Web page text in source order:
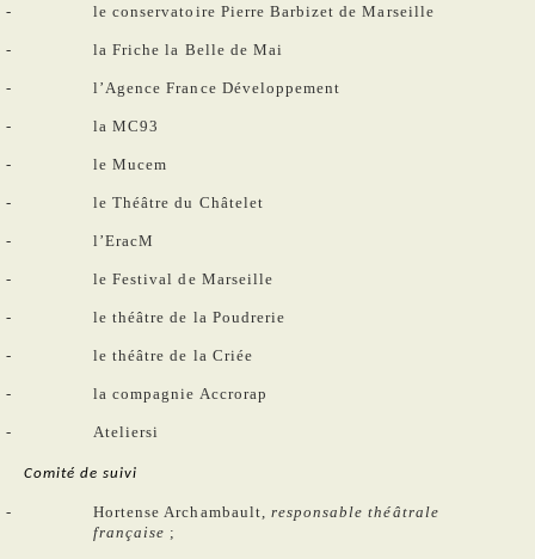
le conservatoire Pierre Barbizet de Marseille
la Friche la Belle de Mai
l’Agence France Développement
la MC93
le Mucem
le Théâtre du Châtelet
l’EracM
le Festival de Marseille
le théâtre de la Poudrerie
le théâtre de la Criée
la compagnie Accrorap
Ateliersi
Comité de suivi
Hortense Archambault responsable théâtrale
française ;